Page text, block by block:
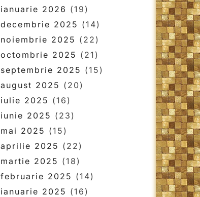
ianuarie 2026 (19)
decembrie 2025 (14)
noiembrie 2025 (22)
octombrie 2025 (21)
septembrie 2025 (15)
august 2025 (20)
iulie 2025 (16)
iunie 2025 (23)
mai 2025 (15)
aprilie 2025 (22)
martie 2025 (18)
februarie 2025 (14)
ianuarie 2025 (16)